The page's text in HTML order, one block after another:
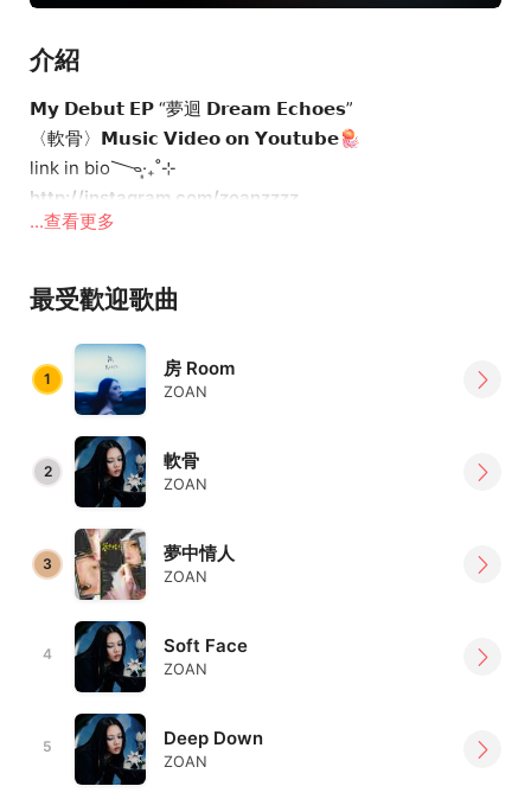
介紹
𝗠𝘆 𝗗𝗲𝗯𝘂𝘁 𝗘𝗣 “夢迴 𝗗𝗿𝗲𝗮𝗺 𝗘𝗰𝗵𝗼𝗲𝘀”
〈軟骨〉𝗠𝘂𝘀𝗶𝗰 𝗩𝗶𝗱𝗲𝗼 𝗼𝗻 𝗬𝗼𝘂𝘁𝘂𝗯𝗲🪼
link in bio𐃆·̩͙₊˚⊹
http://instagram.com/zoanzzzz
...查看更多
最受歡迎歌曲
1 房 Room
ZOAN
2 軟骨
ZOAN
3 夢中情人
ZOAN
4 Soft Face
ZOAN
5 Deep Down
ZOAN